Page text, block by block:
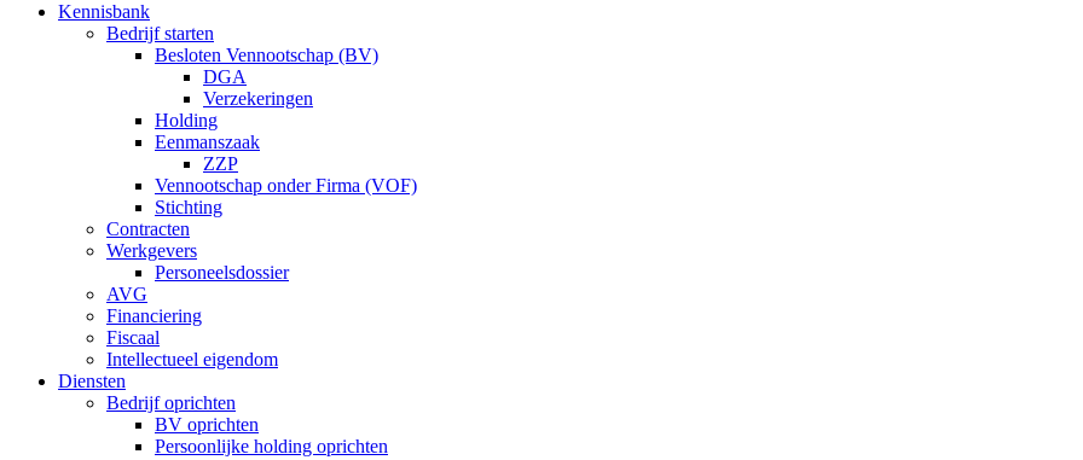
Kennisbank
Bedrijf starten
Besloten Vennootschap (BV)
DGA
Verzekeringen
Holding
Eenmanszaak
ZZP
Vennootschap onder Firma (VOF)
Stichting
Contracten
Werkgevers
Personeelsdossier
AVG
Financiering
Fiscaal
Intellectueel eigendom
Diensten
Bedrijf oprichten
BV oprichten
Persoonlijke holding oprichten